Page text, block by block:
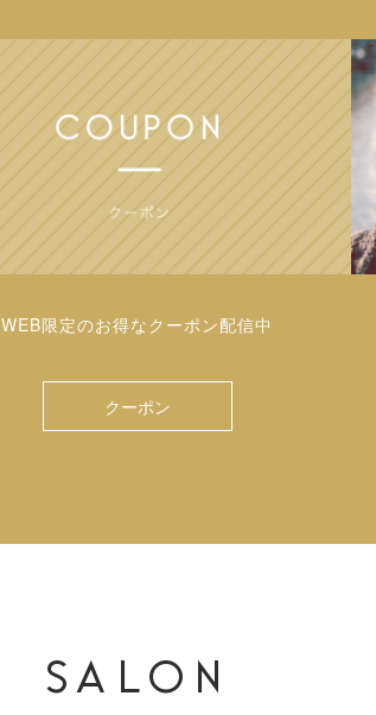
WEB限定のお得なクーポン配信中
クーポン
SALON